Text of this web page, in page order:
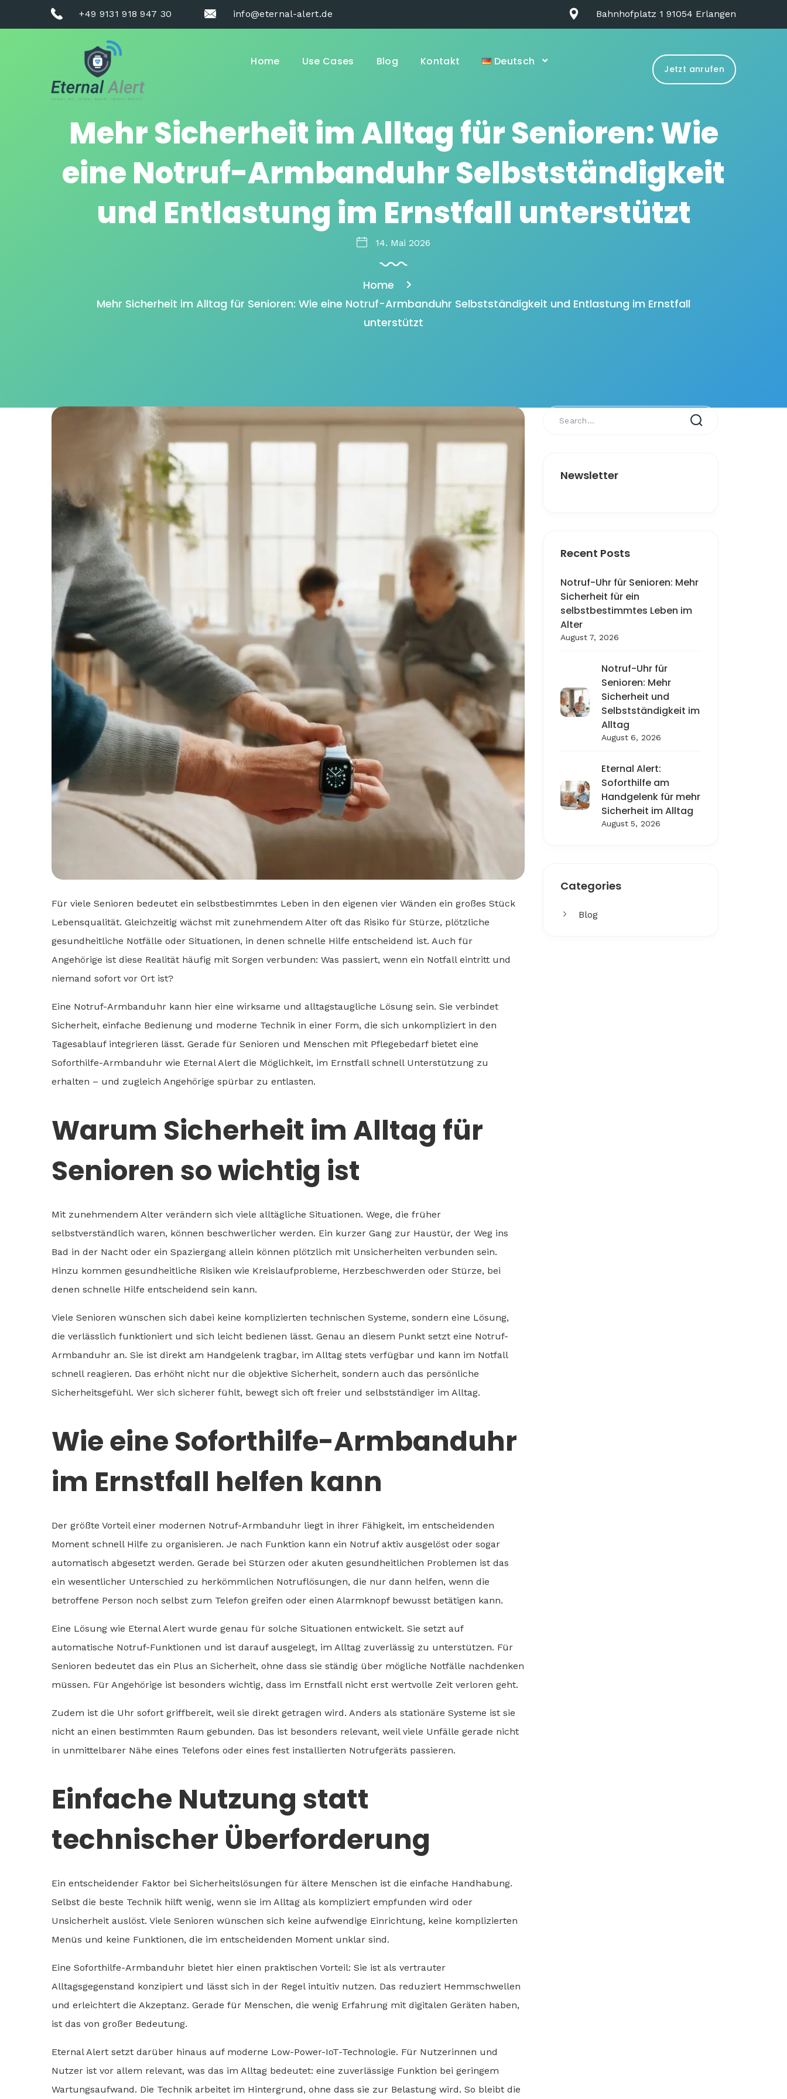
+49 9131 918 947 30 info@eternal-alert.de Bahnhofplatz 1 91054 Erlangen
Home Use Cases Blog Kontakt Deutsch
Jetzt anrufen
Mehr Sicherheit im Alltag für Senioren: Wie
eine Notruf-Armbanduhr Selbstständigkeit
und Entlastung im Ernstfall unterstützt
14. Mai 2026
Home
Mehr Sicherheit im Alltag für Senioren: Wie eine Notruf-Armbanduhr Selbstständigkeit und Entlastung im Ernstfall
unterstützt
Newsletter
Recent Posts
Notruf-Uhr für Senioren: Mehr
Sicherheit für ein
selbstbestimmtes Leben im
Alter
August 7, 2026
Notruf-Uhr für
Senioren: Mehr
Sicherheit und
Selbstständigkeit im
Alltag
August 6, 2026
Eternal Alert:
Soforthilfe am
Handgelenk für mehr
Sicherheit im Alltag
August 5, 2026
Categories
Blog
Für viele Senioren bedeutet ein selbstbestimmtes Leben in den eigenen vier Wänden ein großes Stück
Lebensqualität. Gleichzeitig wächst mit zunehmendem Alter oft das Risiko für Stürze, plötzliche
gesundheitliche Notfälle oder Situationen, in denen schnelle Hilfe entscheidend ist. Auch für
Angehörige ist diese Realität häufig mit Sorgen verbunden: Was passiert, wenn ein Notfall eintritt und
niemand sofort vor Ort ist?
Eine Notruf-Armbanduhr kann hier eine wirksame und alltagstaugliche Lösung sein. Sie verbindet
Sicherheit, einfache Bedienung und moderne Technik in einer Form, die sich unkompliziert in den
Tagesablauf integrieren lässt. Gerade für Senioren und Menschen mit Pflegebedarf bietet eine
Soforthilfe-Armbanduhr wie Eternal Alert die Möglichkeit, im Ernstfall schnell Unterstützung zu
erhalten – und zugleich Angehörige spürbar zu entlasten.
Warum Sicherheit im Alltag für
Senioren so wichtig ist
Mit zunehmendem Alter verändern sich viele alltägliche Situationen. Wege, die früher
selbstverständlich waren, können beschwerlicher werden. Ein kurzer Gang zur Haustür, der Weg ins
Bad in der Nacht oder ein Spaziergang allein können plötzlich mit Unsicherheiten verbunden sein.
Hinzu kommen gesundheitliche Risiken wie Kreislaufprobleme, Herzbeschwerden oder Stürze, bei
denen schnelle Hilfe entscheidend sein kann.
Viele Senioren wünschen sich dabei keine komplizierten technischen Systeme, sondern eine Lösung,
die verlässlich funktioniert und sich leicht bedienen lässt. Genau an diesem Punkt setzt eine Notruf-
Armbanduhr an. Sie ist direkt am Handgelenk tragbar, im Alltag stets verfügbar und kann im Notfall
schnell reagieren. Das erhöht nicht nur die objektive Sicherheit, sondern auch das persönliche
Sicherheitsgefühl. Wer sich sicherer fühlt, bewegt sich oft freier und selbstständiger im Alltag.
Wie eine Soforthilfe-Armbanduhr
im Ernstfall helfen kann
Der größte Vorteil einer modernen Notruf-Armbanduhr liegt in ihrer Fähigkeit, im entscheidenden
Moment schnell Hilfe zu organisieren. Je nach Funktion kann ein Notruf aktiv ausgelöst oder sogar
automatisch abgesetzt werden. Gerade bei Stürzen oder akuten gesundheitlichen Problemen ist das
ein wesentlicher Unterschied zu herkömmlichen Notruflösungen, die nur dann helfen, wenn die
betroffene Person noch selbst zum Telefon greifen oder einen Alarmknopf bewusst betätigen kann.
Eine Lösung wie Eternal Alert wurde genau für solche Situationen entwickelt. Sie setzt auf
automatische Notruf-Funktionen und ist darauf ausgelegt, im Alltag zuverlässig zu unterstützen. Für
Senioren bedeutet das ein Plus an Sicherheit, ohne dass sie ständig über mögliche Notfälle nachdenken
müssen. Für Angehörige ist besonders wichtig, dass im Ernstfall nicht erst wertvolle Zeit verloren geht.
Zudem ist die Uhr sofort griffbereit, weil sie direkt getragen wird. Anders als stationäre Systeme ist sie
nicht an einen bestimmten Raum gebunden. Das ist besonders relevant, weil viele Unfälle gerade nicht
in unmittelbarer Nähe eines Telefons oder eines fest installierten Notrufgeräts passieren.
Einfache Nutzung statt
technischer Überforderung
Ein entscheidender Faktor bei Sicherheitslösungen für ältere Menschen ist die einfache Handhabung.
Selbst die beste Technik hilft wenig, wenn sie im Alltag als kompliziert empfunden wird oder
Unsicherheit auslöst. Viele Senioren wünschen sich keine aufwendige Einrichtung, keine komplizierten
Menüs und keine Funktionen, die im entscheidenden Moment unklar sind.
Eine Soforthilfe-Armbanduhr bietet hier einen praktischen Vorteil: Sie ist als vertrauter
Alltagsgegenstand konzipiert und lässt sich in der Regel intuitiv nutzen. Das reduziert Hemmschwellen
und erleichtert die Akzeptanz. Gerade für Menschen, die wenig Erfahrung mit digitalen Geräten haben,
ist das von großer Bedeutung.
Eternal Alert setzt darüber hinaus auf moderne Low-Power-IoT-Technologie. Für Nutzerinnen und
Nutzer ist vor allem relevant, was das im Alltag bedeutet: eine zuverlässige Funktion bei geringem
Wartungsaufwand. Die Technik arbeitet im Hintergrund, ohne dass sie zur Belastung wird. So bleibt die